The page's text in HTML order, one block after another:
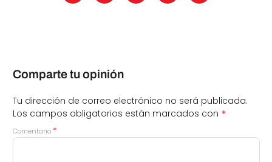
Comparte tu opinión
Tu dirección de correo electrónico no será publicada.
Los campos obligatorios están marcados con *
Comentario *